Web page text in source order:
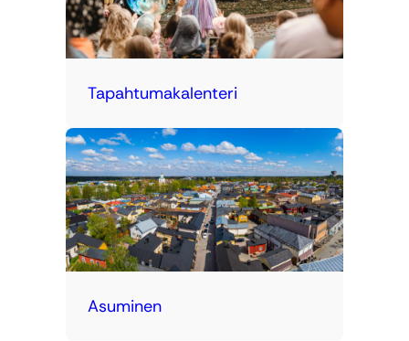
Tapahtumakalenteri
Asuminen